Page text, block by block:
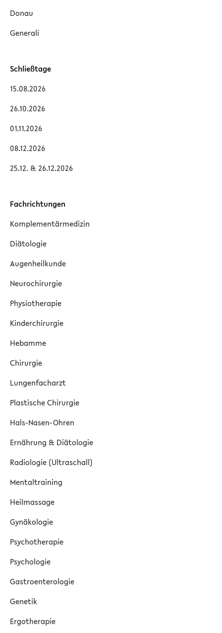
Donau
Generali
Schließtage
15.08.2026
26.10.2026
01.11.2026
08.12.2026
25.12. & 26.12.2026
Fachrichtungen
Komplementärmedizin
Diätologie
Augenheilkunde
Neurochirurgie
Physiotherapie
Kinderchirurgie
Hebamme
Chirurgie
Lungenfacharzt
Plastische Chirurgie
Hals-Nasen-Ohren
Ernährung & Diätologie
Radiologie (Ultraschall)
Mentaltraining
Heilmassage
Gynäkologie
Psychotherapie
Psychologie
Gastroenterologie
Genetik
Ergotherapie